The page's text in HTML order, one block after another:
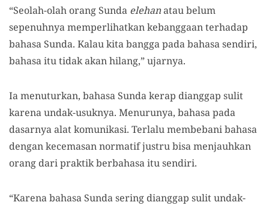
“Seolah-olah orang Sunda elehanatau belum
sepenuhnya memperlihatkan kebanggaan terhadap
bahasa Sunda. Kalau kita bangga pada bahasa sendiri,
bahasa itu tidak akan hilang,” ujarnya.
Ia menuturkan, bahasa Sunda kerap dianggap sulit
karena undak-usuknya. Menurunya, bahasa pada
dasarnya alat komunikasi. Terlalu membebani bahasa
dengan kecemasan normatif justru bisa menjauhkan
orang dari praktik berbahasa itu sendiri.
“Karena bahasa Sunda sering dianggap sulit undak-